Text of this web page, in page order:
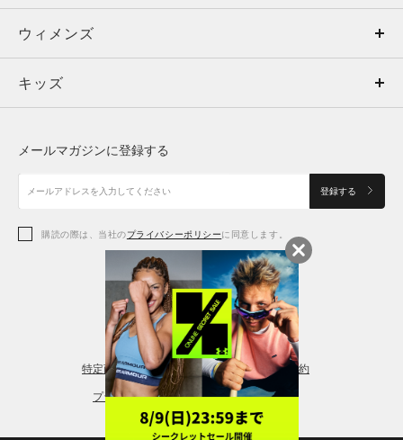
ウィメンズ
キッズ
アクセサリー
トップス
ボトムス
アクセサリー
ウィメンズ
トップス
シューズ
アクセサリー
レギンス＆タイツ
キッズ
シューズ
メールマガジンに登録する
登録する
購読の際は、当社のプライバシーポリシーに同意します。
特定商取引法に基づく通販の表記 会員規約
プライバシーポリシー